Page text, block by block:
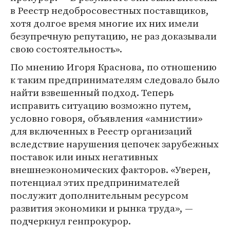
в Реестр недобросовестных поставщиков,
хотя долгое время многие их них имели
безупречную репутацию, не раз доказывали
свою состоятельность».
По мнению Игоря Краснова, по отношению
к таким предпринимателям следовало было
найти взвешенный подход. Теперь
исправить ситуацию возможно путем,
условно говоря, объявления «амнистии»
для включенных в Реестр организаций
вследствие нарушения цепочек зарубежных
поставок или иных негативных
внешнеэкономических факторов. «Уверен,
потенциал этих предпринимателей
послужит дополнительным ресурсом
развития экономики и рынка труда», —
подчеркнул генпрокурор.